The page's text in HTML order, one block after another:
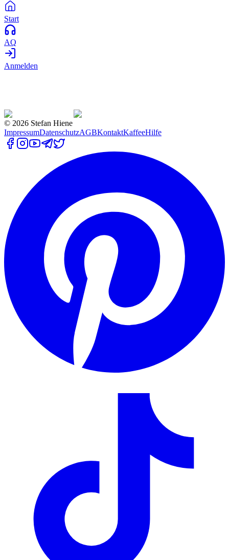
Start
AQ
Anmelden
© 2026 Stefan Hiene
ImpressumDatenschutzAGBKontaktKaffeeHilfe